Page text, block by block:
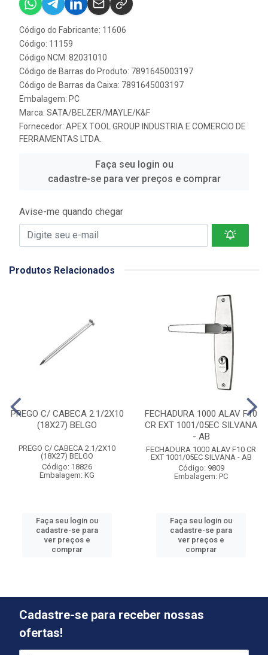
Código do Fabricante: 11606
Código: 11159
Código NCM: 82031010
Código de Barras do Produto: 7891645003197
Código de Barras da Caixa: 7891645003197
Embalagem: PC
Marca: SATA/BELZER/MAYLE/K&F
Fornecedor: APEX TOOL GROUP INDUSTRIA E COMERCIO DE
FERRAMENTAS LTDA.
Faça seu login ou
cadastre-se para ver preços e comprar
Avise-me quando chegar
Produtos Relacionados
PREGO C/ CABECA 2.1/2X10
(18X27) BELGO
PREGO C/ CABECA 2.1/2X10
(18X27) BELGO
Código: 18826
Embalagem: KG
Faça seu login ou
cadastre-se para
ver preços e
comprar
FECHADURA 1000 ALAV F10
CR EXT 1001/05EC SILVANA
- AB
FECHADURA 1000 ALAV F10 CR
EXT 1001/05EC SILVANA - AB
Código: 9809
Embalagem: PC
Faça seu login ou
cadastre-se para
ver preços e
comprar
Cadastre-se para receber nossas
ofertas!